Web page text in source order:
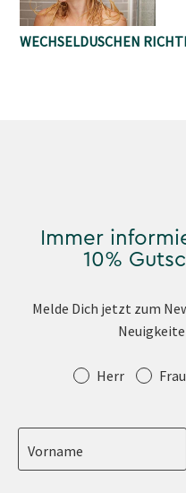
WECHSELDUSCHEN
Immer
10%
Melde Dich jetzt zum
Anrede Herr Frau
Vorname